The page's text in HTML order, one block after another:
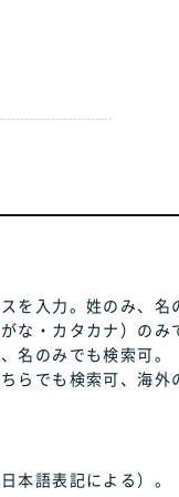
を入力。姓のみ、名
な・カタカナ）のみ
名のみでも検索可。
らでも検索可、海
本語表記による）。